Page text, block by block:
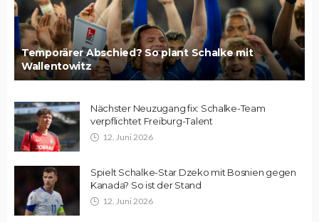
Temporärer Abschied? So plant Schalke mit
Wallentowitz
Nächster Neuzugang fix: Schalke-Team
verpflichtet Freiburg-Talent
12. Juni 2026
Spielt Schalke-Star Dzeko mit Bosnien gegen
Kanada? So ist der Stand
12. Juni 2026